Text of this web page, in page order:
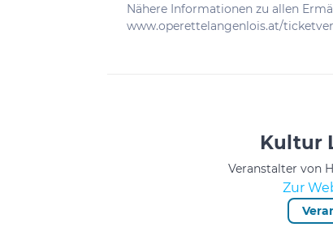
Nähere Informationen zu allen
www.operettelangenlois.at/
Kultur
Veranstalter von
Zur